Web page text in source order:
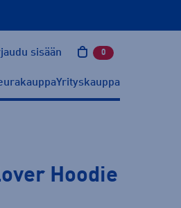
sisään 0 tuotetta
Yrityskauppa
Hoodie